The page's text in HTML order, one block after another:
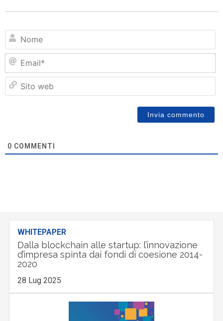
0 COMMENTI
WHITEPAPER
Dalla blockchain alle startup: l’innovazione
d’impresa spinta dai fondi di coesione 2014-
2020
28 Lug 2025